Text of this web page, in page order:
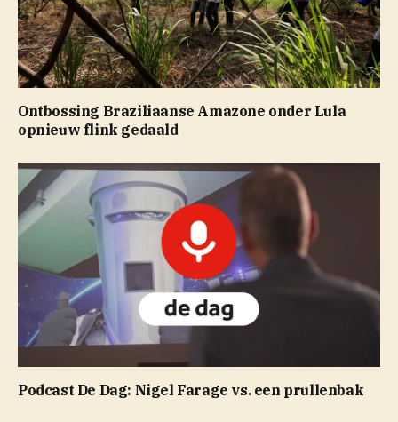
Ontbossing Braziliaanse Amazone onder Lula
opnieuw flink gedaald
Podcast De Dag: Nigel Farage vs. een prullenbak